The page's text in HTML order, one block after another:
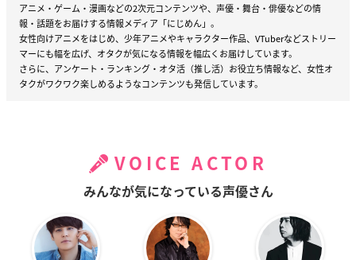
アニメ・ゲーム・漫画などの2次元コンテンツや、声優・舞台・俳優などの情
報・話題をお届けする情報メディア「にじめん」。
女性向けアニメをはじめ、少年アニメやキャラクター作品、VTuberなどストリー
マーにも幅を広げ、オタクが気になる情報を幅広くお届けしています。
さらに、アンケート・ランキング・オタ活（推し活）お役立ち情報など、女性オ
タクがワクワク楽しめるようなコンテンツも発信しています。
VOICE ACTOR
みんなが気になっている声優さん